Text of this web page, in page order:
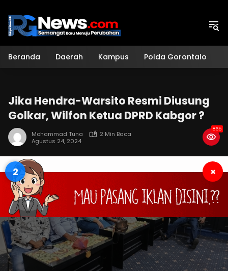
konten
Beranda Daerah Kampus Polda Gorontalo
Jika Hendra-Warsito Resmi Diusung
Golkar, Wilfon Ketua DPRD Kabgor ?
Mohammad Tuna
2 Min Baca
Agustus 24, 2024
865
1 ×